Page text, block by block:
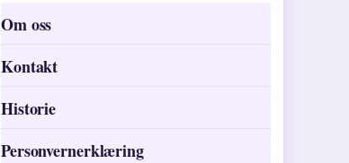
Om oss
Kontakt
Historie
Personvernerklæring